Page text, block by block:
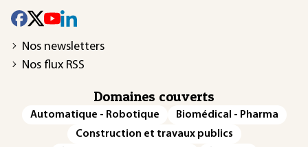
Nos newsletters
Nos flux RSS
Domaines couverts
Automatique - Robotique
Biomédical - Pharma
Construction et travaux publics